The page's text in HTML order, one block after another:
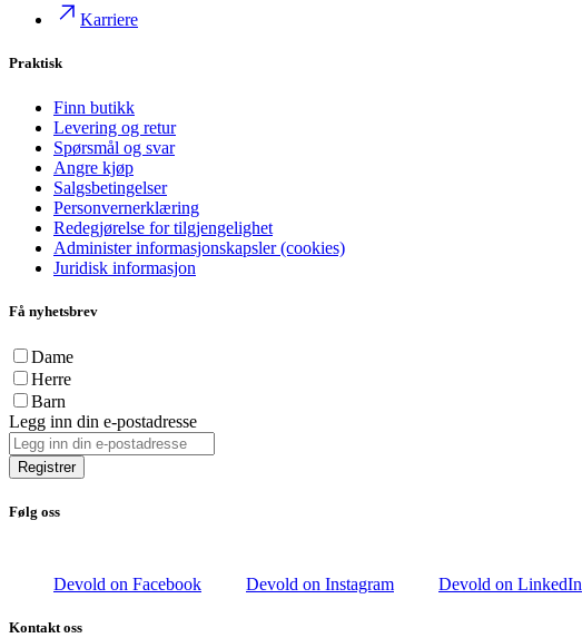
Karriere
Praktisk
Finn butikk
Levering og retur
Spørsmål og svar
Angre kjøp
Salgsbetingelser
Personvernerklæring
Redegjørelse for tilgjengelighet
Administer informasjonskapsler (cookies)
Juridisk informasjon
Få nyhetsbrev
Dame
Herre
Barn
Legg inn din e-postadresse
Registrer
Følg oss
Devold on Facebook Devold on Instagram Devold on LinkedIn
Kontakt oss